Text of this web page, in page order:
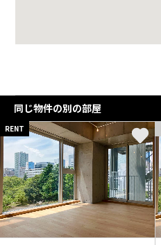
同じ物件の別の部屋
RENT